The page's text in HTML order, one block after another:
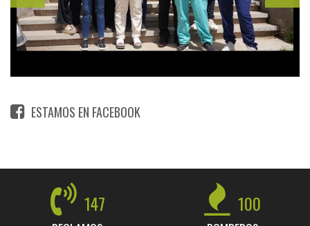
ESTAMOS EN FACEBOOK
147 100